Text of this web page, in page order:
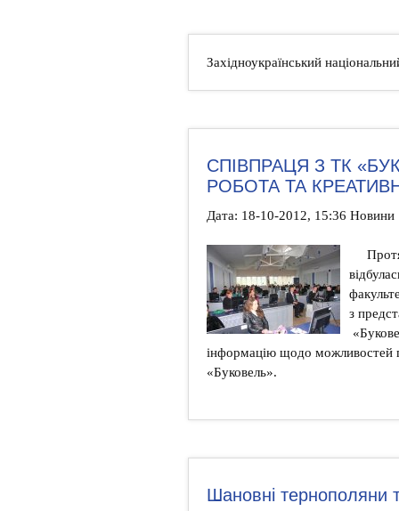
Західноукраїнський
СПІВПРАЦЯ З ТК
РОБОТА ТА
Дата: 18-10-2012, 15:36 Новини
з
інформацію щодо можливостей
«Буковель».
Шановні тернополяни